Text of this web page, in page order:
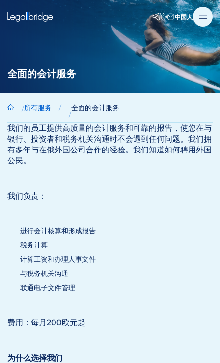
中国人
全面的会计服务
所有服务 全面的会计服务
我们的员工提供高质量的会计服务和可靠的报告，使您在与
银行、投资者和税务机关沟通时不会遇到任何问题。我们拥
有多年与在俄外国公司合作的经验。我们知道如何聘用外国
公民。
我们负责：
进行会计核算和形成报告
税务计算
计算工资和办理人事文件
与税务机关沟通
联通电子文件管理
费用：每月200欧元起
为什么选择我们